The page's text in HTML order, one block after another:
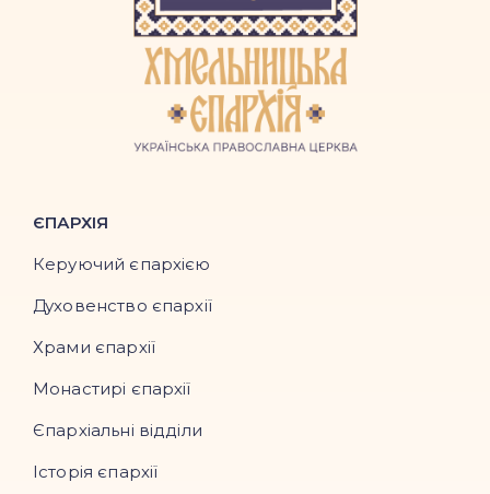
ЄПАРХІЯ
Керуючий єпархією
Духовенство єпархії
Храми єпархії
Монастирі єпархії
Єпархіальні відділи
Історія єпархії